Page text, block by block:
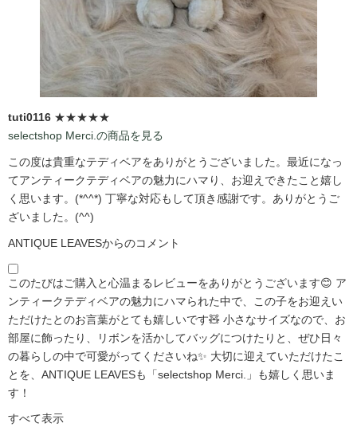
tuti0116 ★★★★★
selectshop Merci.の商品を見る
この度は貴重なテディベアをありがとうございました。最近になっ
てアンティークテディベアの魅力にハマり、お迎えできたこと嬉し
く思います。(*^^*) 丁寧な対応もして頂き感謝です。ありがとうご
ざいました。(^^)
ANTIQUE LEAVESからのコメント
このたびはご購入と心温まるレビューをありがとうございます😊 ア
ンティークテディベアの魅力にハマられた中で、この子をお迎えい
ただけたとのお言葉がとても嬉しいです🧸 小さなサイズなので、お
部屋に飾ったり、リボンを活かしてバッグにつけたりと、ぜひ日々
の暮らしの中で可愛がってくださいね✨ 大切に迎えていただけたこ
とを、ANTIQUE LEAVESも「selectshop Merci.」も嬉しく思いま
す！
すべて表示